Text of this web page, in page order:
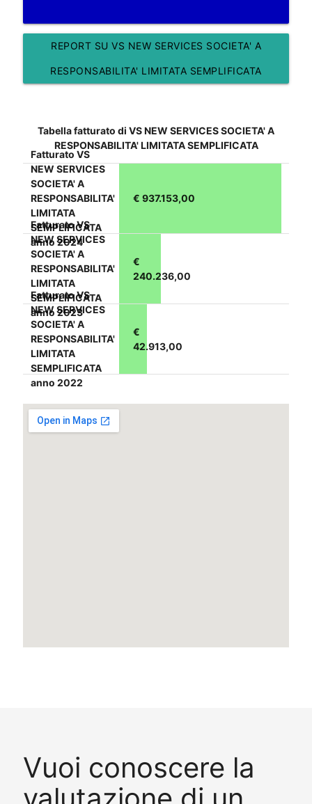
REPORT SU VS NEW SERVICES SOCIETA' A
RESPONSABILITA' LIMITATA SEMPLIFICATA
Tabella fatturato di VS NEW SERVICES SOCIETA' A
RESPONSABILITA' LIMITATA SEMPLIFICATA
Fatturato VS
NEW SERVICES
SOCIETA' A
RESPONSABILITA'
LIMITATA
SEMPLIFICATA
anno 2024
€ 937.153,00
Fatturato VS
NEW SERVICES
SOCIETA' A
RESPONSABILITA'
LIMITATA
SEMPLIFICATA
anno 2023
€
240.236,00
Fatturato VS
NEW SERVICES
SOCIETA' A
RESPONSABILITA'
LIMITATA
SEMPLIFICATA
anno 2022
€
42.913,00
Vuoi conoscere la